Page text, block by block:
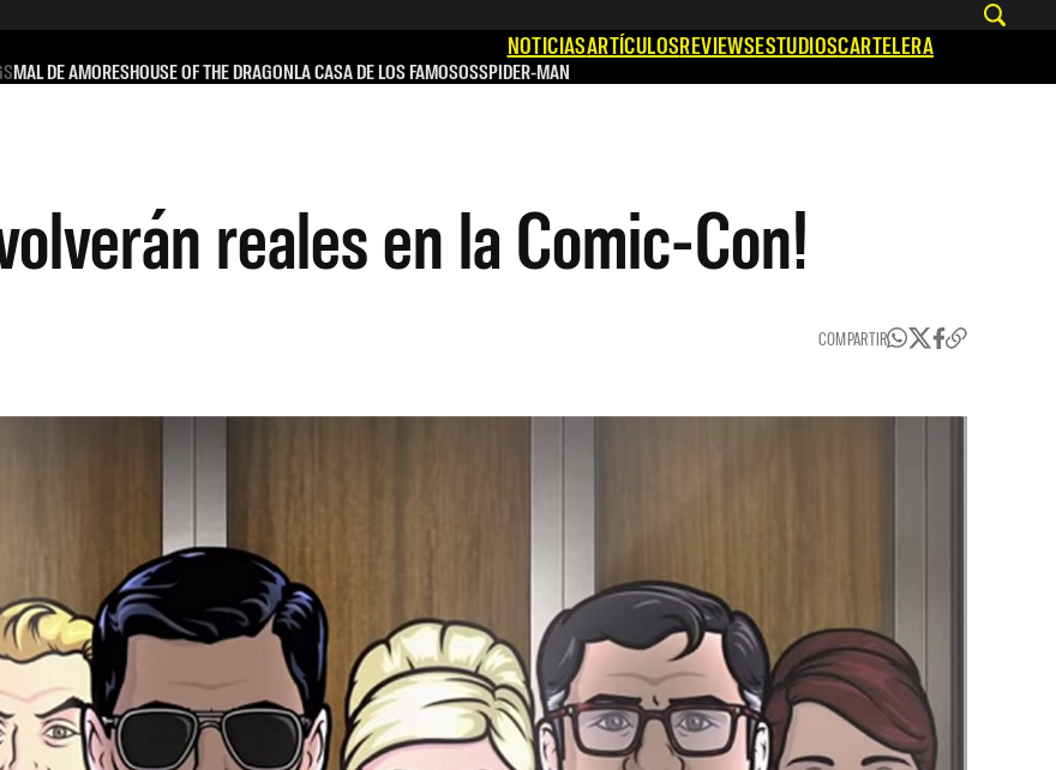
NOTICIASARTÍCULOSREVIEWSESTUDIOSCARTELERA
MAL DE AMORESHOUSE OF THE DRAGONLA CASA DE LOS FAMOSOSSPIDER-MAN
reales en la Comic-Con!
COMPARTIR